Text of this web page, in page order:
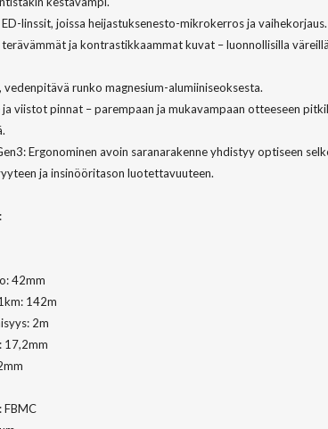
linssit, joissa heijastuksenesto-mikrokerros ja vaihekorjaus.
ja kontrastikkaammat kuvat – luonnollisilla
runko magnesium-alumiiniseoksesta.
viistot pinnat – parempaan ja mukavampaan otteeseen
Ergonominen avoin saranarakenne yhdistyy optiseen
ja insinööritason luotettavuuteen.
42mm
142m
2m
17,2mm
FBMC